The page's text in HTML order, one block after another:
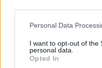
Please note that this
not limited to your visit or
grant or deny consent to
use your data for below
Personal Data
I want to opt-out of the
personal data.
Opted In